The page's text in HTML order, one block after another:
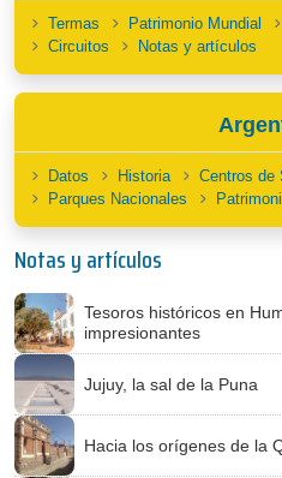
Termas Patrimonio Mundial
Circuitos
Notas y artículos
Datos Historia Centros de
Parques Nacionales
Notas y artículos
Tesoros históricos en
impresionantes
Jujuy, la sal de la Puna
Hacia los orígenes de la